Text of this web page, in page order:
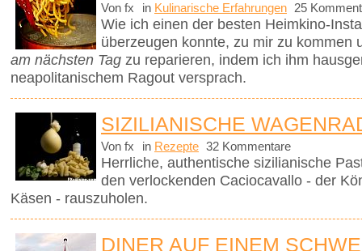
Von fx in Kulinarische Erfahrungen 25
Wie ich einen der besten Heimkino-
überzeugen konnte, zu mir zu kommen
am nächsten Tag zu reparieren, indem ich ihm
neapolitanischem Ragout versprach.
SIZILIANISCHE
Von fx in Rezepte 32 Kommentare
Herrliche, authentische sizilianische
den verlockenden Caciocavallo - der
Käsen - rauszuholen.
DINER AUF EINEM